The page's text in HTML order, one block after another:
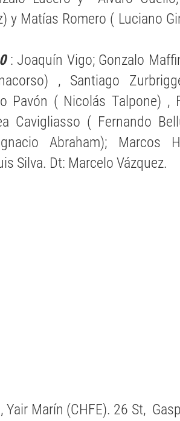
y Matías Romero ( Luciano
: Joaquín Vigo; Gonzalo
, Santiago
Pavón ( Nicolás Talpone) ,
Cavigliasso ( Fernando
Abraham); Marcos
Silva. Dt: Marcelo Vázquez.
Yair Marín (CHFE). 26 St,